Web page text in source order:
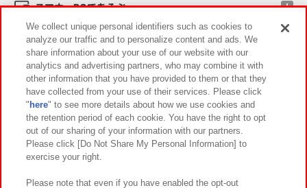
スマホ・PCであそぶ
イベント・キャンペーン
関連会社 サステナビリティ サイトポリシー
プライバシーポリシー ウェブアクセシビリティ方針と検証結果
お取引先さまとともに
カスタマーハラスメント対応方針 よくあるご質問・お問い合わせ
We collect unique personal identifiers such as cookies to
analyze our traffic and to personalize content and ads. We
share information about your use of our website with our
analytics and advertising partners, who may combine it with
other information that you have provided to them or that they
have collected from your use of their services. Please click
" here" to see more details about how we use cookies and
the retention period of each cookie. You have the right to opt
out of our sharing of your information with our partners.
Please click [Do Not Share My Personal Information] to
exercise your right.
Please note that even if you have enabled the opt-out